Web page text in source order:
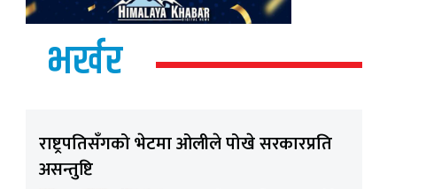
भर्खर
राष्ट्रपतिसँगको भेटमा ओलीले पोखे सरकारप्रति
असन्तुष्टि